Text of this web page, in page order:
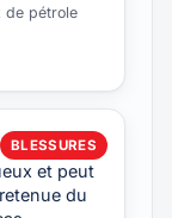
de pétrole
BLESSURES
et peut
du